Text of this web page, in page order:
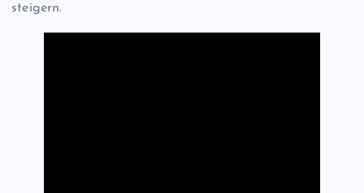
steigern.